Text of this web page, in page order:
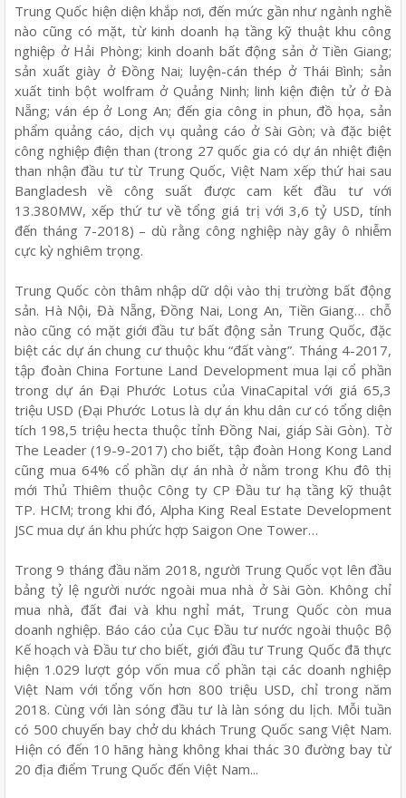
Trung Quốc hiện diện khắp nơi, đến mức gần như ngành nghề
nào cũng có mặt, từ kinh doanh hạ tầng kỹ thuật khu công
nghiệp ở Hải Phòng; kinh doanh bất động sản ở Tiền Giang;
sản xuất giày ở Đồng Nai; luyện-cán thép ở Thái Bình; sản
xuất tinh bột wolfram ở Quảng Ninh; linh kiện điện tử ở Đà
Nẵng; ván ép ở Long An; đến gia công in phun, đồ họa, sản
phẩm quảng cáo, dịch vụ quảng cáo ở Sài Gòn; và đặc biệt
công nghiệp điện than (trong 27 quốc gia có dự án nhiệt điện
than nhận đầu tư từ Trung Quốc, Việt Nam xếp thứ hai sau
Bangladesh về công suất được cam kết đầu tư với
13.380MW, xếp thứ tư về tổng giá trị với 3,6 tỷ USD, tính
đến tháng 7-2018) – dù rằng công nghiệp này gây ô nhiễm
cực kỳ nghiêm trọng.
Trung Quốc còn thâm nhập dữ dội vào thị trường bất động
sản. Hà Nội, Đà Nẵng, Đồng Nai, Long An, Tiền Giang… chỗ
nào cũng có mặt giới đầu tư bất động sản Trung Quốc, đặc
biệt các dự án chung cư thuộc khu “đất vàng”. Tháng 4-2017,
tập đoàn China Fortune Land Development mua lại cổ phần
trong dự án Đại Phước Lotus của VinaCapital với giá 65,3
triệu USD (Đại Phước Lotus là dự án khu dân cư có tổng diện
tích 198,5 triệu hecta thuộc tỉnh Đồng Nai, giáp Sài Gòn). Tờ
The Leader (19-9-2017) cho biết, tập đoàn Hong Kong Land
cũng mua 64% cổ phần dự án nhà ở nằm trong Khu đô thị
mới Thủ Thiêm thuộc Công ty CP Đầu tư hạ tầng kỹ thuật
TP. HCM; trong khi đó, Alpha King Real Estate Development
JSC mua dự án khu phức hợp Saigon One Tower…
Trong 9 tháng đầu năm 2018, người Trung Quốc vọt lên đầu
bảng tỷ lệ người nước ngoài mua nhà ở Sài Gòn. Không chỉ
mua nhà, đất đai và khu nghỉ mát, Trung Quốc còn mua
doanh nghiệp. Báo cáo của Cục Đầu tư nước ngoài thuộc Bộ
Kế hoạch và Đầu tư cho biết, giới đầu tư Trung Quốc đã thực
hiện 1.029 lượt góp vốn mua cổ phần tại các doanh nghiệp
Việt Nam với tổng vốn hơn 800 triệu USD, chỉ trong năm
2018. Cùng với làn sóng đầu tư là làn sóng du lịch. Mỗi tuần
có 500 chuyến bay chở du khách Trung Quốc sang Việt Nam.
Hiện có đến 10 hãng hàng không khai thác 30 đường bay từ
20 địa điểm Trung Quốc đến Việt Nam...